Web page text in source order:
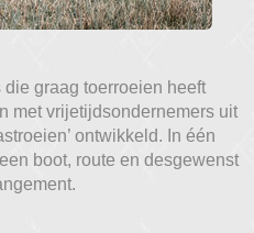
graag toerroeien heeft
met vrijetijdsondernemers uit
ontwikkeld. In één
boot, route en desgewenst